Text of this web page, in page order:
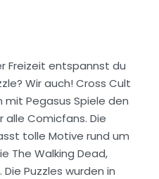
Freizeit entspannst du
Wir auch! Cross Cult
Pegasus Spiele den
Comicfans. Die
tolle Motive rund um
The Walking Dead,
Puzzles wurden in